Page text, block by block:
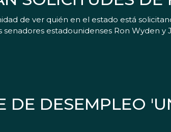
de ver quién en el estado está
estadounidenses Ron Wyden y
DE DESEMPLEO